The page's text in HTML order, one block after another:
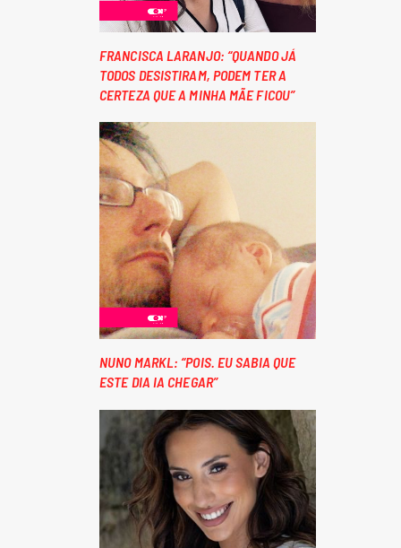
FRANCISCA LARANJO: “QUANDO JÁ
TODOS DESISTIRAM, PODEM TER A
CERTEZA QUE A MINHA MÃE FICOU”
NUNO MARKL: “POIS. EU SABIA QUE
ESTE DIA IA CHEGAR”